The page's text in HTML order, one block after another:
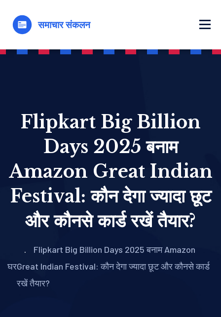
Flipkart Big Billion
Days 2025 बनाम
Amazon Great Indian
Festival: कौन देगा ज्यादा छूट
और कौनसे कार्ड रखें तैयार?
घर
Flipkart Big Billion Days 2025 बनाम Amazon
Great Indian Festival: कौन देगा ज्यादा छूट और कौनसे कार्ड
रखें तैयार?